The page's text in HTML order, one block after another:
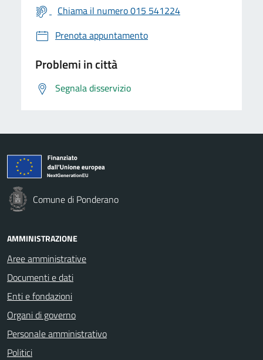
Chiama il numero 015 541224
Prenota appuntamento
Problemi in città
Segnala disservizio
Comune di Ponderano
AMMINISTRAZIONE
Aree amministrative
Documenti e dati
Enti e fondazioni
Organi di governo
Personale amministrativo
Politici